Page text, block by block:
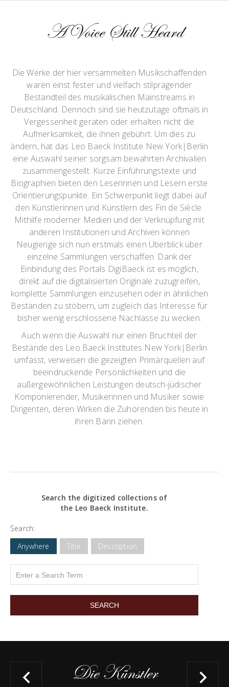
A Voice Still Heard
Die Werke der hier versammelten Musikschaffenden
waren einst fester und vielfach stilprägender
Bestandteil des musikalischen Mainstreams in
Deutschland. Dennoch sind sie heutzutage oftmals in
Vergessenheit geraten oder erhalten nicht die
Aufmerksamkeit, die ihnen gebührt. Um dies zu
ändern, hat das Leo Baeck Institute New York|Berlin
eine Auswahl seiner sorgsam bewahrten Archivalien
zusammengestellt. Kurze Einführungstexte und
Biographien bieten den Leserinnen und Lesern erste
Orientierungspunkte. Ein Schwerpunkt liegt dabei auf
den Künstlerinnen und Künstlern des Fin de Siècle.
Mithilfe moderner Medien und der Verknüpfung mit
anderen Institutionen und Archiven können
Neugierige sich nun erstmals einen Überblick über
einzelne Sammlungen verschaffen. Dank der
Einbindung des Portals DigiBaeck ist es möglich,
direkt auf die digitalisierten Originale zuzugreifen,
komplette Sammlungen einzusehen oder in ähnlichen
Beständen zu stöbern, um zugleich das Interesse für
bisher wenig erschlossene Nachlässe zu wecken.
Auch wenn die Auswahl nur einen Bruchteil der
Bestände des Leo Baeck Institutes New York|Berlin
umfasst, verweisen die gezeigten Primärquellen auf
beeindruckende Persönlichkeiten und die
außergewöhnlichen Leistungen deutsch-jüdischer
Komponierender, Musikerinnen und Musiker sowie
Dirigenten, deren Wirken die Zuhörenden bis heute in
ihren Bann ziehen.
Search the digitized collections of
the Leo Baeck Institute.
Search:
Anywhere
Title Description
Die Künstler